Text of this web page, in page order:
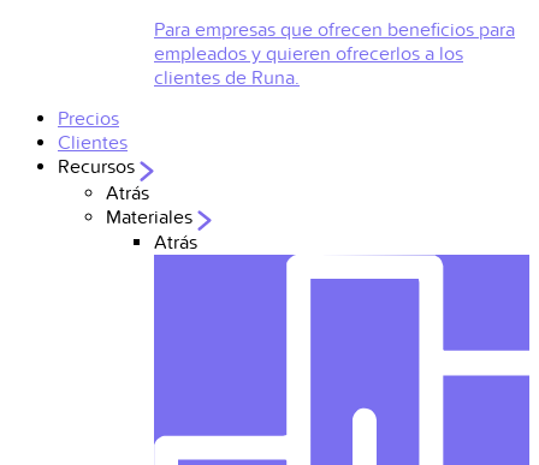
Para empresas que ofrecen beneficios para
empleados y quieren ofrecerlos a los
clientes de Runa.
Precios
Clientes
Recursos
Atrás
Materiales
Atrás